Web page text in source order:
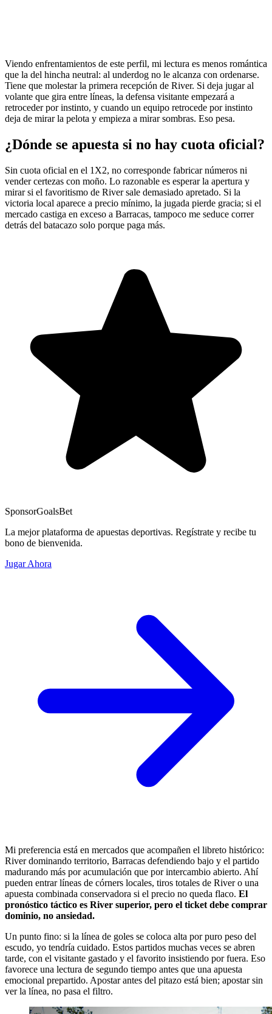
Viendo enfrentamientos de este perfil, mi lectura es menos romántica
que la del hincha neutral: al underdog no le alcanza con ordenarse.
Tiene que molestar la primera recepción de River. Si deja jugar al
volante que gira entre líneas, la defensa visitante empezará a
retroceder por instinto, y cuando un equipo retrocede por instinto
deja de mirar la pelota y empieza a mirar sombras. Eso pesa.
¿Dónde se apuesta si no hay cuota oficial?
Sin cuota oficial en el 1X2, no corresponde fabricar números ni
vender certezas con moño. Lo razonable es esperar la apertura y
mirar si el favoritismo de River sale demasiado apretado. Si la
victoria local aparece a precio mínimo, la jugada pierde gracia; si el
mercado castiga en exceso a Barracas, tampoco me seduce correr
detrás del batacazo solo porque paga más.
SponsorGoalsBet
La mejor plataforma de apuestas deportivas. Regístrate y recibe tu
bono de bienvenida.
Jugar Ahora
Mi preferencia está en mercados que acompañen el libreto histórico:
River dominando territorio, Barracas defendiendo bajo y el partido
madurando más por acumulación que por intercambio abierto. Ahí
pueden entrar líneas de córners locales, tiros totales de River o una
apuesta combinada conservadora si el precio no queda flaco. El
pronóstico táctico es River superior, pero el ticket debe comprar
dominio, no ansiedad.
Un punto fino: si la línea de goles se coloca alta por puro peso del
escudo, yo tendría cuidado. Estos partidos muchas veces se abren
tarde, con el visitante gastado y el favorito insistiendo por fuera. Eso
favorece una lectura de segundo tiempo antes que una apuesta
emocional prepartido. Apostar antes del pitazo está bien; apostar sin
ver la línea, no pasa el filtro.